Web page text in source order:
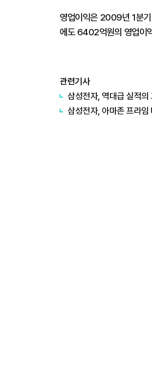
영업이익은 2009년 1분
에도 6402억원의 영업이
관련기사
삼성전자, 역대급 실적
삼성전자, 아마존 프라